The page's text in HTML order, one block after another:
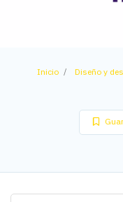
Inicio Diseño y